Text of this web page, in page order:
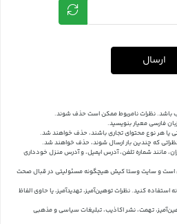
ارسال
باشد. نظرات نامربوط ممکن است حذف شوند.
فارسی معیار بنویسید.
یا هر نوع محتوای تجاری باشند، حذف خواهند شد.
نظراتی که چندین بار ارسال شوند، حذف خواهند شد.
مانند شماره تلفن، آدرس ایمیل، و آدرس منزل خودداری
است و سایت وستا کیش هیچگونه مسئولیتی در قبال صحت
استفاده کنید. نظرات توهین‌آمیز، تهدیدآمیز، یا حاوی الفاظ
تهمت، نشر اکاذیب، تبلیغات سیاسی و مذهبی